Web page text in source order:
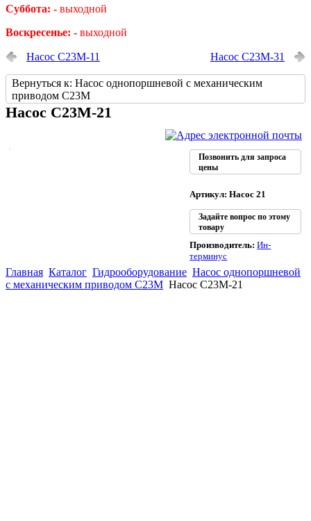
Суббота: - выходной
Воскресенье: - выходной
Насос С23М-11 Насос С23М-31
Вернуться к: Насос однопоршневой с механическим
приводом С23М
Насос С23М-21
Позвонить для запроса
цены
Артикул: Насос 21
Задайте вопрос по этому
товару
Производитель:Ин-
терминус
Главная Каталог Гидрооборудование Насос однопоршневой
с механическим приводом С23М Насос С23М-21